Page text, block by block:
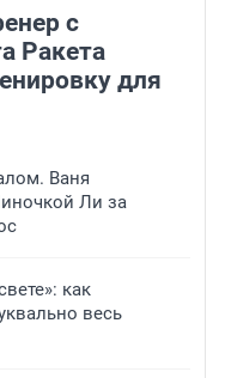
с
Ракета
для
Ваня
Ли за
как
весь